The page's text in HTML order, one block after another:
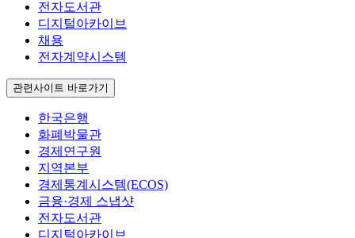
전자도서관
디지털아카이브
채용
전자계약시스템
관련사이트 바로가기
한국은행
화폐박물관
경제연구원
지역본부
경제통계시스템(ECOS)
금융·경제 스냅샷
전자도서관
디지털아카이브